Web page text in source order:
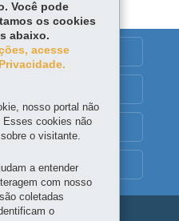
Você pode
os cookies
abaixo.
acesse
nosso portal não
Esses cookies não
o visitante.
a entender
com nosso
coletadas
o